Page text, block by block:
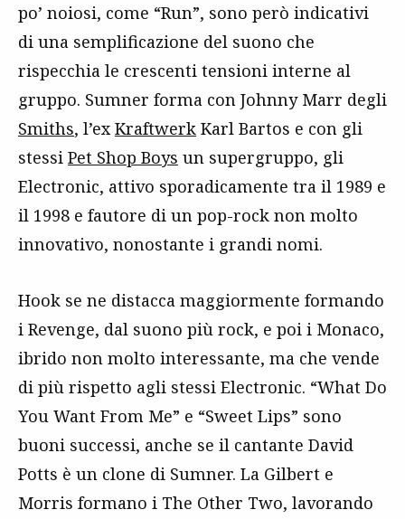
po’ noiosi, come “Run”, sono però indicativi
di una semplificazione del suono che
rispecchia le crescenti tensioni interne al
gruppo. Sumner forma con Johnny Marr degli
Smiths, l’ex Kraftwerk Karl Bartos e con gli
stessi Pet Shop Boys un supergruppo, gli
Electronic, attivo sporadicamente tra il 1989 e
il 1998 e fautore di un pop-rock non molto
innovativo, nonostante i grandi nomi.
Hook se ne distacca maggiormente formando
i Revenge, dal suono più rock, e poi i Monaco,
ibrido non molto interessante, ma che vende
di più rispetto agli stessi Electronic. “What Do
You Want From Me” e “Sweet Lips” sono
buoni successi, anche se il cantante David
Potts è un clone di Sumner. La Gilbert e
Morris formano i The Other Two, lavorando